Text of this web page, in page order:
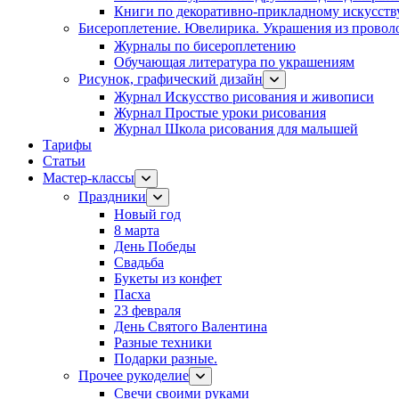
Книги по декоративно-прикладному
Бисероплетение. Ювелирика. Украшения из
Журналы по бисероплетению
Обучающая литература по украшениям
Рисунок, графический дизайн
Журнал Искусство рисования и живописи
Журнал Простые уроки рисования
Журнал Школа рисования для малышей
Тарифы
Статьи
Мастер-классы
Праздники
Новый год
8 марта
День Победы
Свадьба
Букеты из конфет
Пасха
23 февраля
День Святого Валентина
Разные техники
Подарки разные.
Прочее рукоделие
Свечи своими руками